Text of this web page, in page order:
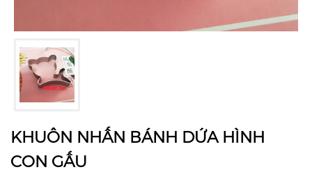
KHUÔN NHẤN BÁNH DỨA HÌNH
CON GẤU